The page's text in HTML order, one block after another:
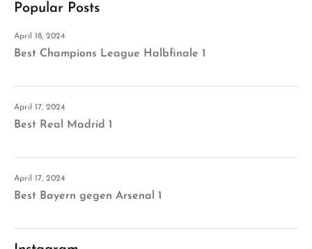
Popular Posts
April 18, 2024
Best Champions League Halbfinale 1
April 17, 2024
Best Real Madrid 1
April 17, 2024
Best Bayern gegen Arsenal 1